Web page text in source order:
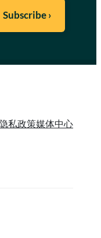
私政策媒体中心